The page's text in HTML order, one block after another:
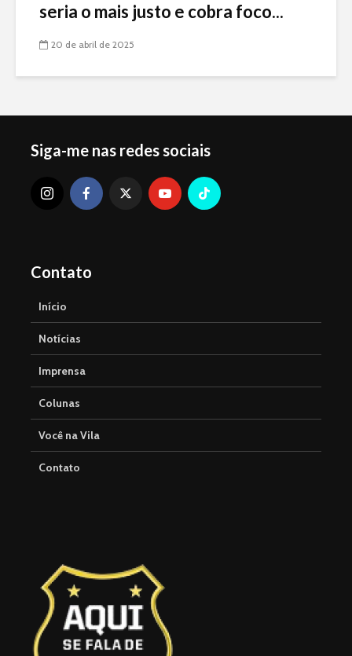
seria o mais justo e cobra foco...
20 de abril de 2025
Siga-me nas redes sociais
Contato
Início
Notícias
Imprensa
Colunas
Você na Vila
Contato